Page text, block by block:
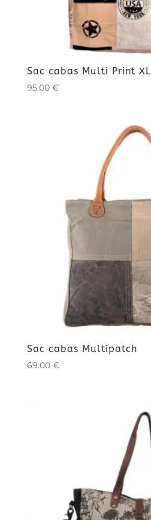
Sac cabas Multi Print XL
95.00 €
Sac cabas Multipatch
69.00 €